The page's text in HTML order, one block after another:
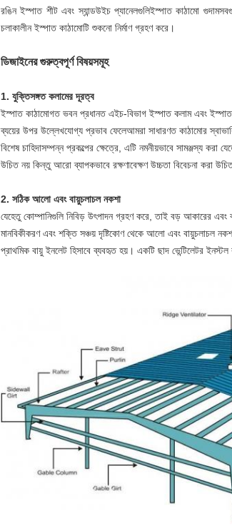
রঙিন ইস্পাত শীট এবং স্যান্ডউইচ প্যানেলগুলিইস্পাত কাঠামো গুদাম
চলাকালীন ইস্পাত কাঠামোটি শুকনো নির্মাণ গ্রহণ করে।
ডিজাইনের গুরুত্বপূর্ণ বিষয়সমূহ
1. যুক্তিসঙ্গত কলামের দূরত্ব
ইস্পাত কাঠামোগত ভবন প্রধানত এইচ-বিভাগ ইস্পাত কলাম এবং
ব্যয়ের উপর উল্লেখযোগ্য প্রভাব ফেলেআমরা সাধারণত কাঠামোর
বিশেষ চাহিদাসম্পন্ন প্রকল্পের ক্ষেত্রে, এটি নমনীয়ভাবে সামঞ্জস্য করা
উচিত নয় কিন্তু আরো ব্যাপকভাবে রক্ষণাবেক্ষণ উচ্চতা বিবেচনা করা
2. সঠিক আলো এবং বায়ুচলাচল নকশা
যেহেতু কোম্পানিগুলি নিবিড় উৎপাদন গ্রহণ করে, তাই বড় আকারের
মানবিকীকরণ এবং শক্তি সঞ্চয় দৃষ্টিকোণ থেকে আলো এবং বায়ুচলাচল
প্রাথমিক বায়ু ইনলেট হিসাবে ব্যবহৃত হয়। একটি ছাদ ভেন্টিলেটর